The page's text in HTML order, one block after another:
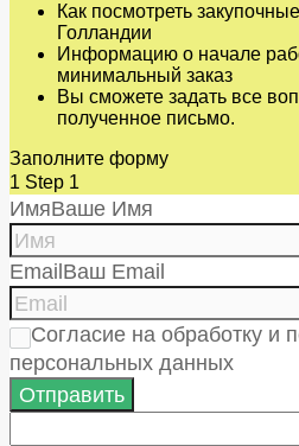
Как посмотреть
Голландии
Информацию о начале
минимальный заказ
Вы сможете задать все
полученное письмо.
Заполните форму
1 Step 1
ИмяВаше Имя
EmailВаш Email
Согласие на обработку и
персональных данных
Отправить